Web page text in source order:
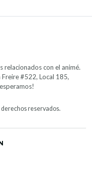
relacionados con el animé.
#522, Local 185,
reservados.